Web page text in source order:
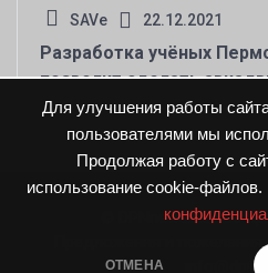
Для улучшения работы
пользователями мы
Продолжая работу с
использование cookie-файлов.
ОТМЕНА
SAVe 22.12.2021
Разработка учёных
позволит сделать
© DPNnews.ru. Все
Предложения и пожелания